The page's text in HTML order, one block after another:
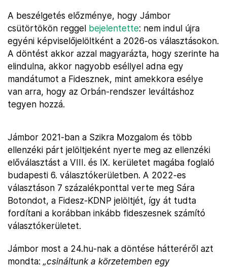
A beszélgetés előzménye, hogy Jámbor
csütörtökön reggel bejelentette: nem indul újra
egyéni képviselőjelöltként a 2026-os választásokon.
A döntést akkor azzal magyarázta, hogy szerinte ha
elindulna, akkor nagyobb eséllyel adna egy
mandátumot a Fidesznek, mint amekkora esélye
van arra, hogy az Orbán-rendszer leváltáshoz
tegyen hozzá.
Jámbor 2021-ban a Szikra Mozgalom és több
ellenzéki párt jelöltjeként nyerte meg az ellenzéki
előválasztást a VIII. és IX. kerületet magába foglaló
budapesti 6. választókerületben. A 2022-es
választáson 7 százalékponttal verte meg Sára
Botondot, a Fidesz-KDNP jelöltjét, így át tudta
fordítani a korábban inkább fideszesnek számító
választókerületet.
Jámbor most a 24.hu-nak a döntése hátteréről azt
mondta: „csináltunk a körzetemben egy